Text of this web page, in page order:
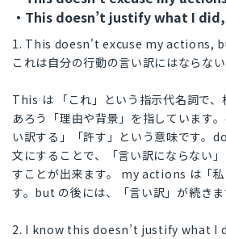
・This doesn’t justify what I
1. This doesn't excuse my actions,
これは自分の行動の言い訳にはならな
This は 「これ」という指示代名詞で、
あろう「理由や背景」を指しています
い訳する」「許す」という意味です。
文にすることで、「言い訳にならない
すことが出来ます。 my actions は「
す。but の後には、「言い訳」が続きま
2. I know this doesn’t justify what I